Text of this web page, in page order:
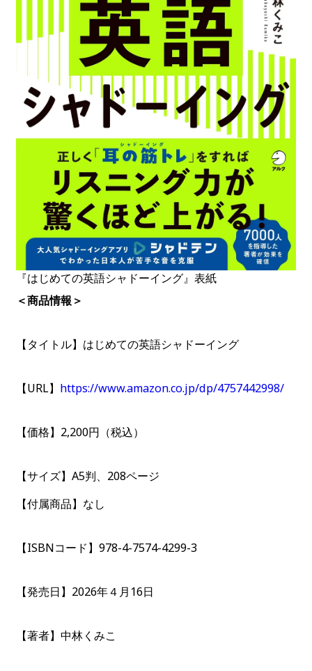
『はじめての英語シャドーイング』表紙
＜商品情報＞
【タイトル】はじめての英語シャドーイング
【URL】 https://www.amazon.co.jp/dp/4757442998/
【価格】2,200円（税込）
【サイズ】A5判、208ページ
【付属商品】なし
【ISBNコード】978-4-7574-4299-3
【発売日】2026年４月16日
【著者】中林くみこ